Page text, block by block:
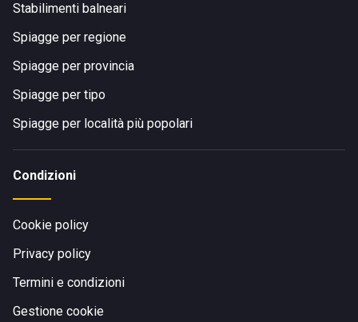
Stabilimenti balneari
Spiagge per regione
Spiagge per provincia
Spiagge per tipo
Spiagge per località più popolari
Condizioni
Cookie policy
Privacy policy
Termini e condizioni
Gestione cookie